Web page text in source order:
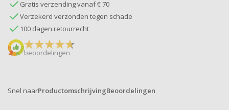
Gratis verzending vanaf € 70
Verzekerd verzonden tegen schade
100 dagen retourrecht
beoordelingen
Snel naarProductomschrijvingBeoordelingen